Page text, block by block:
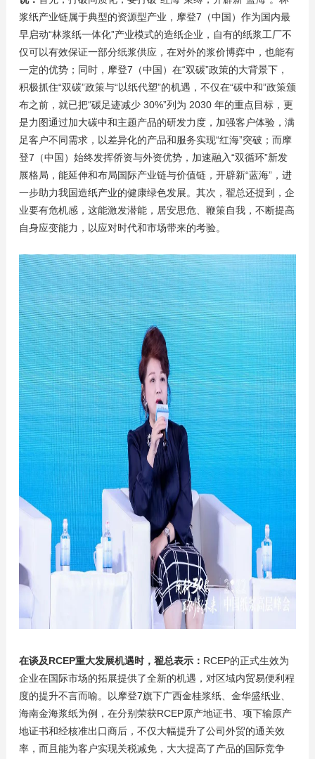
浆纸产业链属于典型的资源型产业，摩登7（中国）作为国内最
早启动“林浆纸一体化”产业模式的造纸企业，自有的纸浆工厂不
仅可以有效保证一部分纸浆供应，在对外的浆价博弈中，也能有
一定的优势；同时，摩登7（中国）在“双碳”政策的大背景下，
积极抓住“双碳”政策与“以纸代塑”的机遇，不仅在“碳中和”政策颁
布之前，就已把“碳足迹减少 30%”列为 2030 年的重点目标，更
是力图通过加大碳中和主题产品的研发力度，加强客户体验，满
足客户不同需求，以差异化的产品和服务实现“红海”突破；而摩
登7（中国）始终发挥侨资与外资优势，加速融入“双循环”新发
展格局，能延伸和布局国际产业链与价值链，开辟新“蓝海”，进
一步助力我国造纸产业的健康绿色发展。其次，翟总还提到，企
业要有危机感，这能激发潜能，居安思危、鞭策自我，不断提高
自身应变能力，以应对时代和市场带来的考验。
在谈及RCEP重大发展机遇时，翟总表示： RCEP的正式生效为
企业在国际市场的拓展提供了全新的机遇，对区域内贸易便利程
度的提升不言而喻。以摩登7旗下广西金桂浆纸、金华盛纸业、
海南金海浆纸为例，在分别荣获RCEP原产地证书、项下输原产
地证书和经核准出口商后，不仅大幅提升了公司外贸的通关效
率，而且能为客户实现关税减免，大大提高了产品的国际竞争